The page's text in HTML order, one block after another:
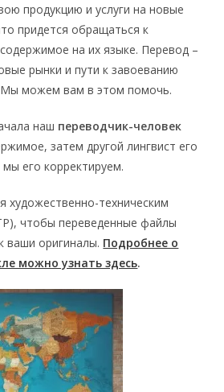
продукцию и услуги на новые
придется обращаться к
на их языке. Перевод –
рынки и пути к завоеванию
Мы можем вам в этом помочь.
наш переводчик-человек
затем другой лингвист его
его корректируем.
техническим
чтобы переведенные файлы
ваши оригиналы. Подробнее о
можно узнать здесь.